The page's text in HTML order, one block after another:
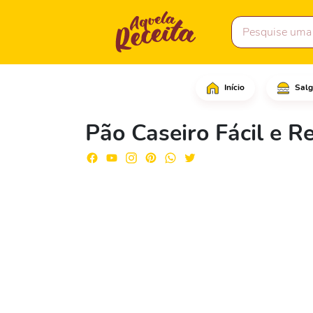
Início
Pão Caseiro Fácil e
Em uma tigela